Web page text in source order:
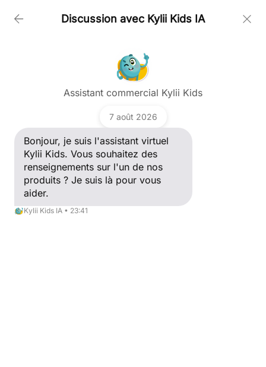
SU DI NOI
CLIENTI
NOTIZIE
Attrezzate il vostro parco giochi al coperto
con giochi digitali interattivi
Aumentare il fatturato, portare la modernità e fidelizzare la
clientela
Poser une question
Bonjour, je suis l'assistant virtuel Kylii Kids. Vous
souhaitez des renseignements sur l'un de nos
Kylii Kids IA
Discussion avec Kylii Kids IA
Assistant commercial Kylii Kids
7 août 2026
Bonjour, je suis l'assistant virtuel
Kylii Kids. Vous souhaitez des
renseignements sur l'un de nos
produits ? Je suis là pour vous
aider.
Kylii Kids IA • 23:41